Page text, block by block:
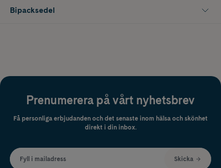
Bipacksedel
Prenumerera på vårt nyhetsbrev
Få personliga erbjudanden och det senaste inom hälsa och skönhet
direkt i din inbox.
Fyll i mailadress Skicka